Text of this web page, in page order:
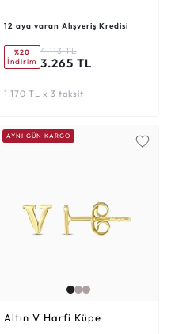
12 aya varan Alışveriş Kredisi
%20
İndirim
4.113 TL
3.265 TL
1.170 TL x 3 taksit
AYNI GÜN KARGO
Altın V Harfi Küpe